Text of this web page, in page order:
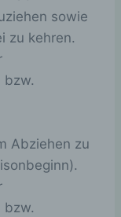
sowie
zu kehren.
bzw.
Abziehen zu
bzw.
Gültigkeit
Session